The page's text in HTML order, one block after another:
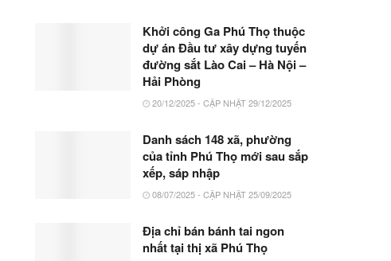
Khởi công Ga Phú Thọ thuộc
dự án Đầu tư xây dựng tuyến
đường sắt Lào Cai – Hà Nội –
Hải Phòng
20/12/2025 - CẬP NHẬT 29/12/2025
Danh sách 148 xã, phường
của tỉnh Phú Thọ mới sau sắp
xếp, sáp nhập
08/07/2025 - CẬP NHẬT 25/09/2025
Địa chỉ bán bánh tai ngon
nhất tại thị xã Phú Thọ